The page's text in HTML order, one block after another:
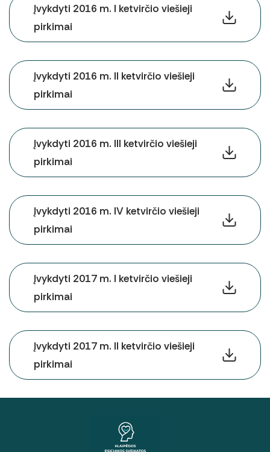
Įvykdyti 2016 m. I ketvirčio viešieji
pirkimai
Įvykdyti 2016 m. II ketvirčio viešieji
pirkimai
Įvykdyti 2016 m. III ketvirčio viešieji
pirkimai
Įvykdyti 2016 m. IV ketvirčio viešieji
pirkimai
Įvykdyti 2017 m. I ketvirčio viešieji
pirkimai
Įvykdyti 2017 m. II ketvirčio viešieji
pirkimai